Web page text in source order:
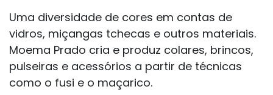
Uma diversidade de cores em contas de
vidros, miçangas tchecas e outros materiais.
Moema Prado cria e produz colares, brincos,
pulseiras e acessórios a partir de técnicas
como o fusi e o maçarico.